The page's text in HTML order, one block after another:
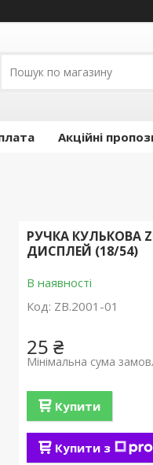
Акційні
РУЧКА КУЛЬКОВА
ДИСПЛЕЙ (18/54)
В наявності
Код: ZB.2001-01
25 ₴
Мінімальна сума
Купити
Купити з